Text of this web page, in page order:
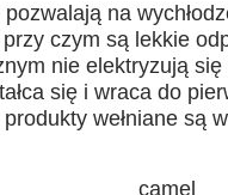
pozwalają na
czym są lekkie
nie elektryzują
się i wraca do
produkty wełniane są